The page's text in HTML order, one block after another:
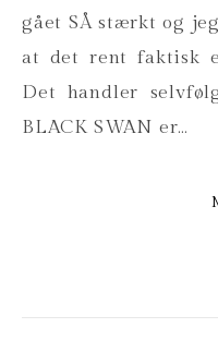
gået SÅ stærkt og
at det rent faktisk
Det handler
BLACK SWAN er…